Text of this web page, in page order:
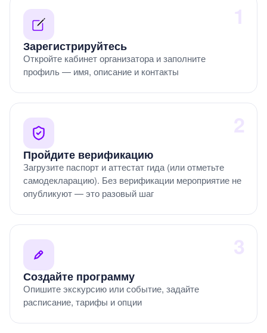
1
Зарегистрируйтесь
Откройте кабинет организатора и заполните
профиль — имя, описание и контакты
2
Пройдите верификацию
Загрузите паспорт и аттестат гида (или отметьте
самодекларацию). Без верификации мероприятие не
опубликуют — это разовый шаг
3
Создайте программу
Опишите экскурсию или событие, задайте
расписание, тарифы и опции